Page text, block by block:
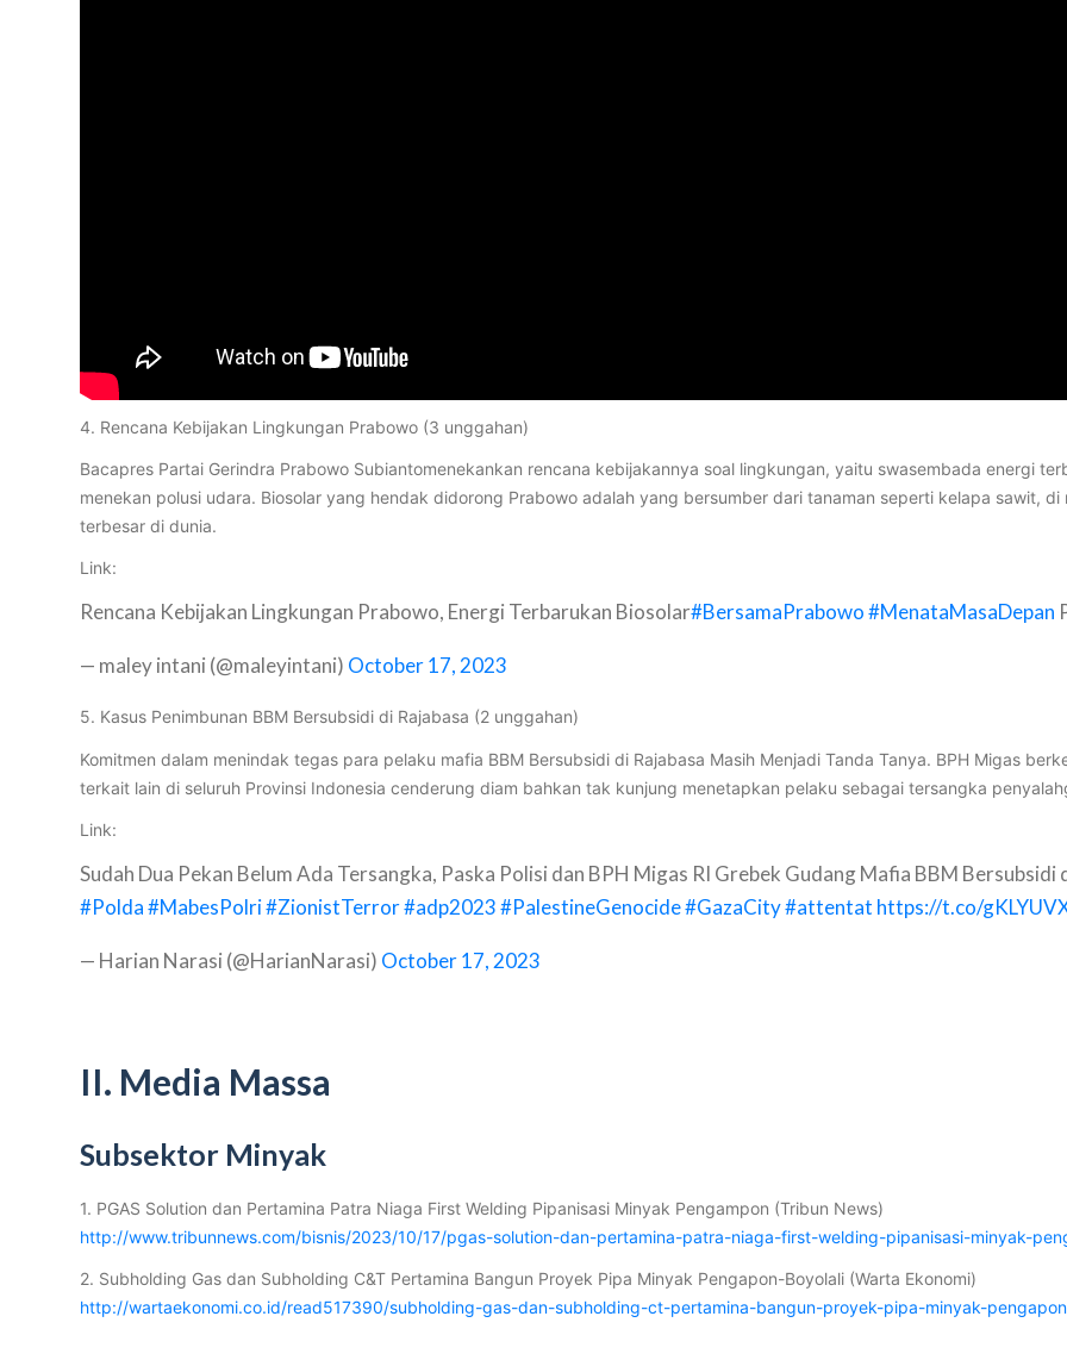
4. Rencana Kebijakan Lingkungan Prabowo (3 unggahan)
Bacapres Partai Gerindra Prabowo Subiantomenekankan rencana kebijakannya soal lingkungan, yaitu swasembada energi
menekan polusi udara. Biosolar yang hendak didorong Prabowo adalah yang bersumber dari tanaman seperti kelapa sawit,
terbesar di dunia.
Link:
Rencana Kebijakan Lingkungan Prabowo, Energi Terbarukan Biosolar#BersamaPrabowo #MenataMasaDepan
— maley intani (@maleyintani) October 17, 2023
5. Kasus Penimbunan BBM Bersubsidi di Rajabasa (2 unggahan)
Komitmen dalam menindak tegas para pelaku mafia BBM Bersubsidi di Rajabasa Masih Menjadi Tanda Tanya. BPH Migas
terkait lain di seluruh Provinsi Indonesia cenderung diam bahkan tak kunjung menetapkan pelaku sebagai tersangka
Link:
Sudah Dua Pekan Belum Ada Tersangka, Paska Polisi dan BPH Migas RI Grebek Gudang Mafia BBM Bersubsidi
#Polda #MabesPolri#ZionistTerror#adp2023 #PalestineGenocide#GazaCity#attentat https://t.co/
— Harian Narasi (@HarianNarasi) October 17, 2023
II. Media Massa
Subsektor Minyak
1. PGAS Solution dan Pertamina Patra Niaga First Welding Pipanisasi Minyak Pengampon (Tribun News)
http://www.tribunnews.com/bisnis/2023/10/17/pgas-solution-dan-pertamina-patra-niaga-first-welding-pipanisasi-minyak-
2. Subholding Gas dan Subholding C&T Pertamina Bangun Proyek Pipa Minyak Pengapon-Boyolali (Warta Ekonomi)
http://wartaekonomi.co.id/read517390/subholding-gas-dan-subholding-ct-pertamina-bangun-proyek-pipa-minyak-